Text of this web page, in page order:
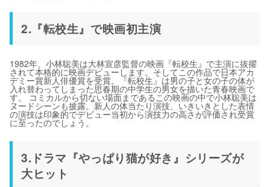
2.『転校生』で映画初主演
1982年、小林聡美は大林宣彦監督の映画『転校生』で主演に抜擢
されて本格的に映画デビューします。そしてこの作品で日本アカ
デミー賞新人俳優賞を受賞。『転校生』は男の子と女の子の体が
入れ替わってしまった思春期の中学生の男女を描いた青春映画で
す。 コミカルから切ない場面まであるこの映画の中で小林聡美は
ヌードシーンも披露。新人の体当たり演技、いきいきとした表情
の演技は印象的でデビュー当初から演技力の高さが評価され受賞
に至ったのでしょう。
3.ドラマ『やっぱり猫が好き』シリーズが
大ヒット